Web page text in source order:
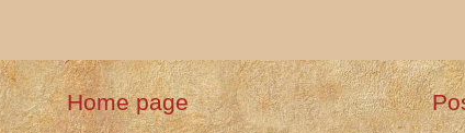
Home page